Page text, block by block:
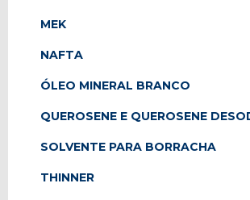
MEK
NAFTA
ÓLEO MINERAL BRANCO
QUEROSENE E QUEROSENE
SOLVENTE PARA BORRACHA
THINNER